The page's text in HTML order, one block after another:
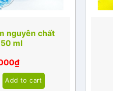
nguyên chất
ml
₫
Add to cart